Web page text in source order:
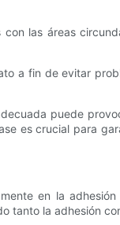
las áreas
a fin de evitar
puede
es crucial para
en la
tanto la adhesión